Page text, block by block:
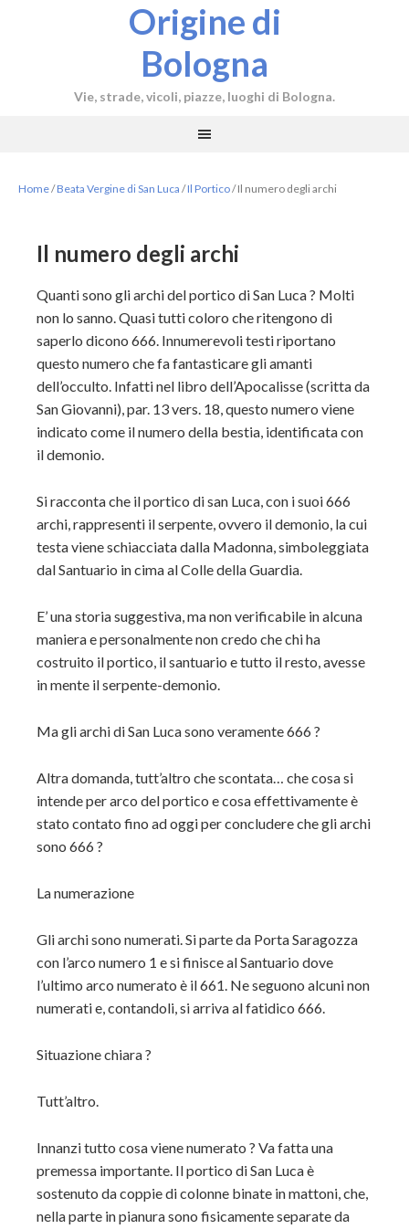
Origine di
Bologna
Vie, strade, vicoli, piazze, luoghi di Bologna.
Home/Beata Vergine di San Luca /Il Portico/Il numero degli archi
Il numero degli archi
Quanti sono gli archi del portico di San Luca ? Molti
non lo sanno. Quasi tutti coloro che ritengono di
saperlo dicono 666. Innumerevoli testi riportano
questo numero che fa fantasticare gli amanti
dell’occulto. Infatti nel libro dell’Apocalisse (scritta da
San Giovanni), par. 13 vers. 18, questo numero viene
indicato come il numero della bestia, identificata con
il demonio.
Si racconta che il portico di san Luca, con i suoi 666
archi, rappresenti il serpente, ovvero il demonio, la cui
testa viene schiacciata dalla Madonna, simboleggiata
dal Santuario in cima al Colle della Guardia.
E’ una storia suggestiva, ma non verificabile in alcuna
maniera e personalmente non credo che chi ha
costruito il portico, il santuario e tutto il resto, avesse
in mente il serpente-demonio.
Ma gli archi di San Luca sono veramente 666 ?
Altra domanda, tutt’altro che scontata… che cosa si
intende per arco del portico e cosa effettivamente è
stato contato fino ad oggi per concludere che gli archi
sono 666 ?
La numerazione
Gli archi sono numerati. Si parte da Porta Saragozza
con l’arco numero 1 e si finisce al Santuario dove
l’ultimo arco numerato è il 661. Ne seguono alcuni non
numerati e, contandoli, si arriva al fatidico 666.
Situazione chiara ?
Tutt’altro.
Innanzi tutto cosa viene numerato ? Va fatta una
premessa importante. Il portico di San Luca è
sostenuto da coppie di colonne binate in mattoni, che,
nella parte in pianura sono fisicamente separate da